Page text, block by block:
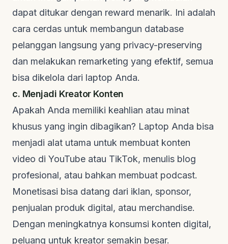
dapat ditukar dengan reward menarik. Ini adalah
cara cerdas untuk membangun database
pelanggan langsung yang privacy-preserving
dan melakukan remarketing yang efektif, semua
bisa dikelola dari laptop Anda.
c. Menjadi Kreator Konten
Apakah Anda memiliki keahlian atau minat
khusus yang ingin dibagikan? Laptop Anda bisa
menjadi alat utama untuk membuat konten
video di YouTube atau TikTok, menulis blog
profesional, atau bahkan membuat podcast.
Monetisasi bisa datang dari iklan, sponsor,
penjualan produk digital, atau merchandise.
Dengan meningkatnya konsumsi konten digital,
peluang untuk kreator semakin besar.